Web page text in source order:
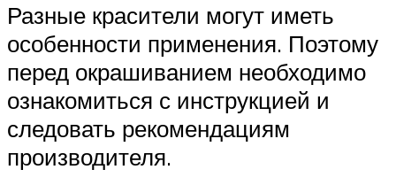
Разные красители могут иметь
особенности применения. Поэтому
перед окрашиванием необходимо
ознакомиться с инструкцией и
следовать рекомендациям
производителя.